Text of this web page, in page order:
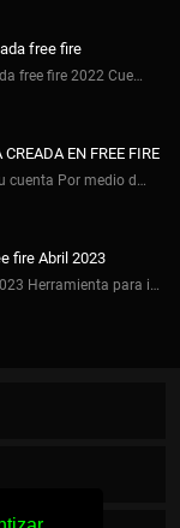
free fire
free fire 2022 Cue…
EN FREE FIRE
cuenta Por medio d…
fire Abril 2023
Herramienta para i…